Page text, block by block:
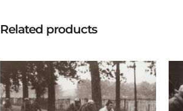
Related products